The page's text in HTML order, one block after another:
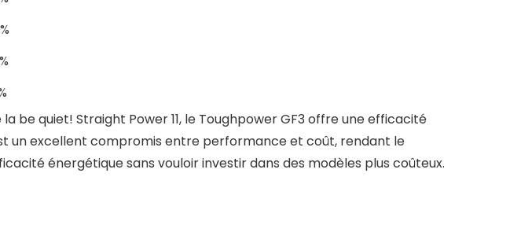
be quiet! Straight Power 11, le Toughpower GF3 offre une efficacité
un excellent compromis entre performance et coût, rendant le
énergétique sans vouloir investir dans des modèles plus coûteux.